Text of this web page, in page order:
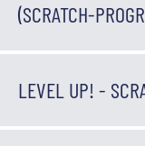
(SCRATCH-
LEVEL UP! -